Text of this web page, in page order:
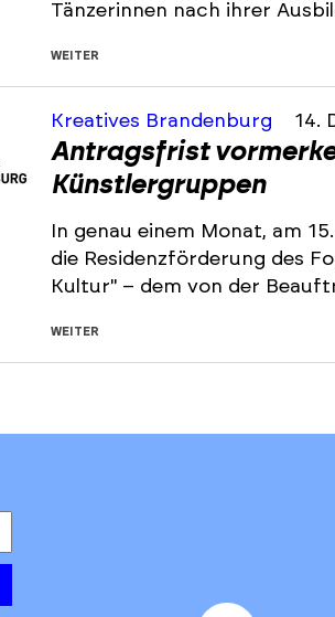
Tänzerinnen nach ihrer
WEITER
Kreatives Brandenburg 14.
Antragsfrist
Künstlergruppen
In genau einem Monat, am
die Residenzförderung des
Kultur" – dem von der
WEITER